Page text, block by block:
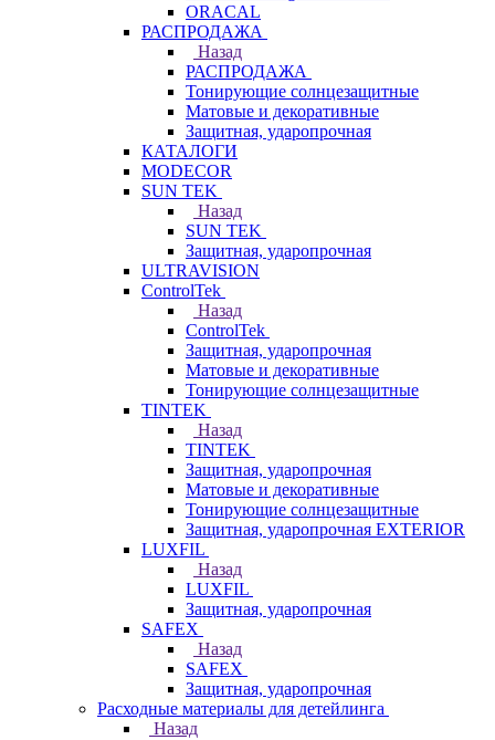
ORACAL
РАСПРОДАЖА
Назад
РАСПРОДАЖА
Тонирующие солнцезащитные
Матовые и декоративные
Защитная, ударопрочная
КАТАЛОГИ
MODECOR
SUN TEK
Назад
SUN TEK
Защитная, ударопрочная
ULTRAVISION
ControlTek
Назад
ControlTek
Защитная, ударопрочная
Матовые и декоративные
Тонирующие солнцезащитные
TINTEK
Назад
TINTEK
Защитная, ударопрочная
Матовые и декоративные
Тонирующие солнцезащитные
Защитная, ударопрочная EXTERIOR
LUXFIL
Назад
LUXFIL
Защитная, ударопрочная
SAFEX
Назад
SAFEX
Защитная, ударопрочная
Расходные материалы для детейлинга
Назад